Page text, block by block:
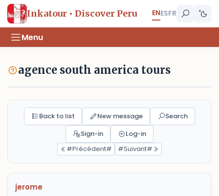
Inkatour • Discover Peru ENESFR
Menu
agence south america tours
Back to list New message
Search
Sign-in
Log-in
#Précédent#
#Suivant#
jerome